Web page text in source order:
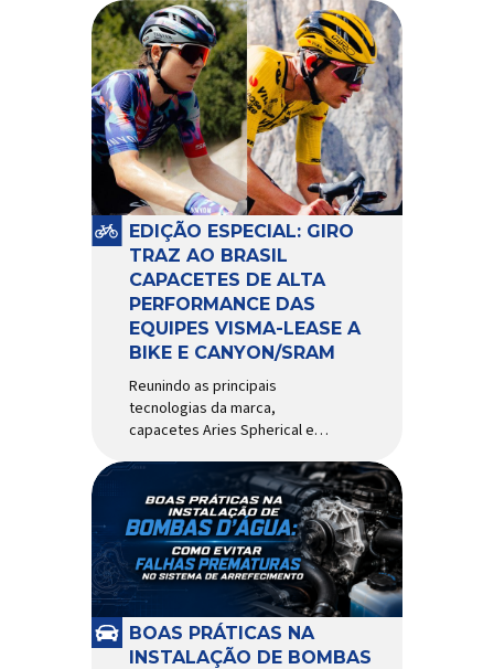
recebam mais atenção. Porém,
existe uma peça relativamente
pequena que desempenha um
papel fundamental na
segurança e no
comportamento do veículo: o
pivô de suspensão.
Responsável por conectar
diferentes componentes do
sistema e permitir os
movimentos necessários
durante a condução, o pivô […]
EDIÇÃO ESPECIAL: GIRO
TRAZ AO BRASIL
CAPACETES DE ALTA
PERFORMANCE DAS
EQUIPES VISMA-LEASE A
BIKE E CANYON/SRAM
Reunindo as principais
tecnologias da marca,
capacetes Aries Spherical e
ao país com a pintura oficial
utilizada por equipes do World
Tour Patrocinadora de algumas
das principais equipes de
ciclismo do mundo, a Giro é
uma das marcas de capacetes
e acessórios para ciclismo
mais reconhecida no Brasil.
Importada e distribuída […]
BOAS PRÁTICAS NA
INSTALAÇÃO DE BOMBAS